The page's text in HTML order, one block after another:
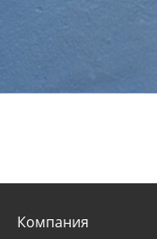
Компания